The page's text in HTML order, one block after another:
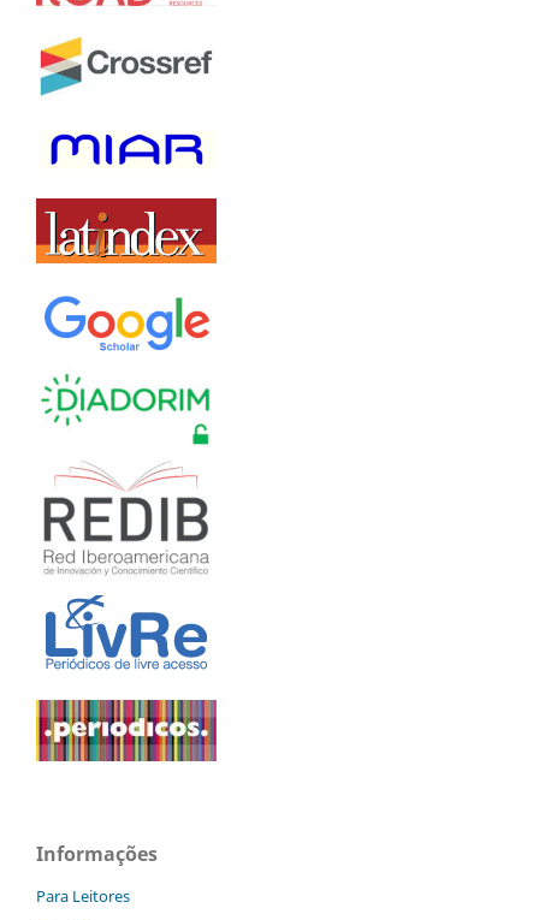
Informações
Para Leitores